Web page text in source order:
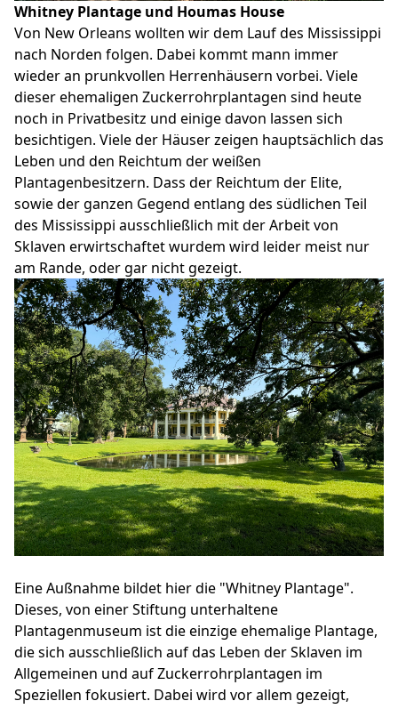
Whitney Plantage und Houmas House
Von New Orleans wollten wir dem Lauf des Mississippi
nach Norden folgen. Dabei kommt mann immer
wieder an prunkvollen Herrenhäusern vorbei. Viele
dieser ehemaligen Zuckerrohrplantagen sind heute
noch in Privatbesitz und einige davon lassen sich
besichtigen. Viele der Häuser zeigen hauptsächlich das
Leben und den Reichtum der weißen
Plantagenbesitzern. Dass der Reichtum der Elite,
sowie der ganzen Gegend entlang des südlichen Teil
des Mississippi ausschließlich mit der Arbeit von
Sklaven erwirtschaftet wurdem wird leider meist nur
am Rande, oder gar nicht gezeigt.
Eine Außnahme bildet hier die "Whitney Plantage".
Dieses, von einer Stiftung unterhaltene
Plantagenmuseum ist die einzige ehemalige Plantage,
die sich ausschließlich auf das Leben der Sklaven im
Allgemeinen und auf Zuckerrohrplantagen im
Speziellen fokusiert. Dabei wird vor allem gezeigt,